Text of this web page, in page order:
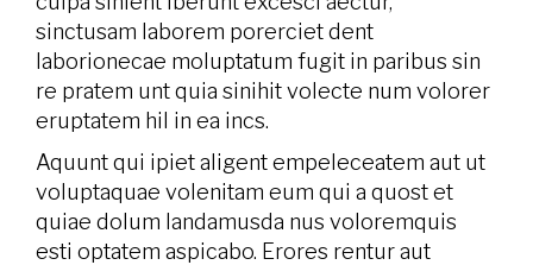
sinctusam laborem porerciet dent
laborionecae moluptatum fugit in paribus sin
re pratem unt quia sinihit volecte num volorer
eruptatem hil in ea incs.
Aquunt qui ipiet aligent empeleceatem aut ut
voluptaquae volenitam eum qui a quost et
quiae dolum landamusda nus voloremquis
esti optatem aspicabo. Erores rentur aut